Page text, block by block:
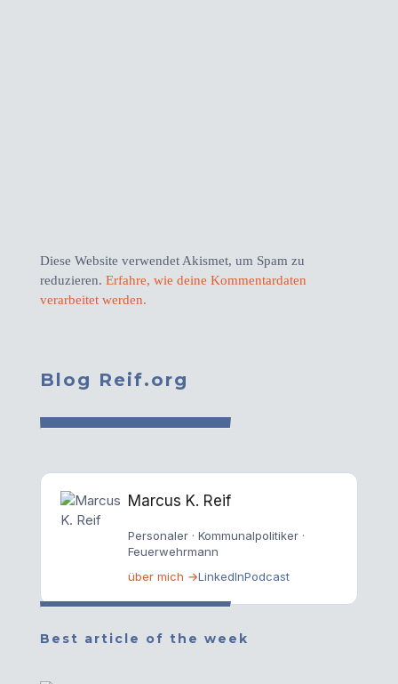
Diese Website verwendet Akismet, um Spam zu
reduzieren. Erfahre, wie deine Kommentardaten
verarbeitet werden.
Blog Reif.org
Marcus K. Reif
Personaler · Kommunalpolitiker ·
Feuerwehrmann
über mich →LinkedInPodcast
Best article of the week